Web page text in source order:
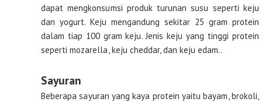
dapat mengkonsumsi produk turunan susu seperti keju
dan yogurt. Keju mengandung sekitar 25 gram protein
dalam tiap 100 gram keju. Jenis keju yang tinggi protein
seperti mozarella, keju cheddar, dan keju edam..
Sayuran
Beberapa sayuran yang kaya protein yaitu bayam, brokoli,